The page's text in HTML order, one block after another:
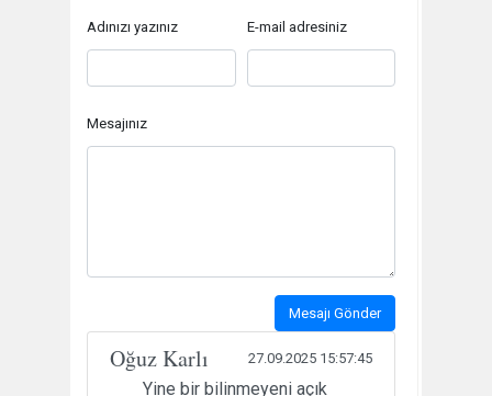
Adınızı yazınız E-mail adresiniz
Mesajınız
Mesajı Gönder
Oğuz Karlı 27.09.2025 15:57:45
Yine bir bilinmeyeni açık